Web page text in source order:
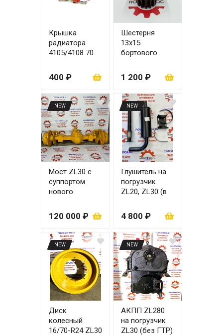
Крышка
радиатора
4105/4108 70
400 ₽
Шестерня
13х15
бортового
51x28, 51х20
для моста
ZL30
1 200 ₽
NEW
Мост ZL30 с
суппортом
нового
120 000 ₽
NEW
Глушитель на
погрузчик
ZL20, ZL30 (в
4 800 ₽
NEW
Диск
колесный
16/70-R24 ZL30
NEW
АКПП ZL280
на погрузчик
ZL30 (без ГТР)